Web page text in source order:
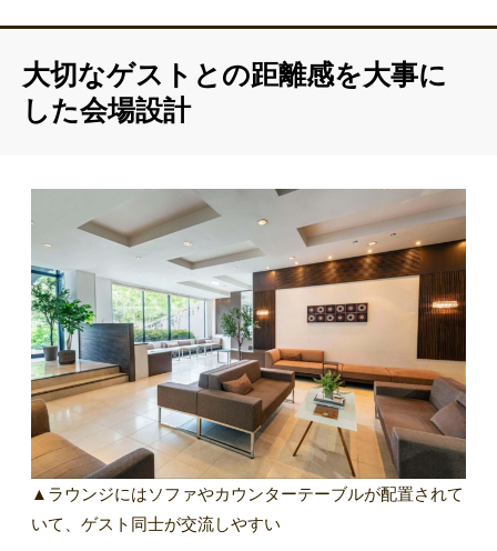
大切なゲストとの距離感を大事に
した会場設計
▲ラウンジにはソファやカウンターテーブルが配置されて
いて、ゲスト同士が交流しやすい